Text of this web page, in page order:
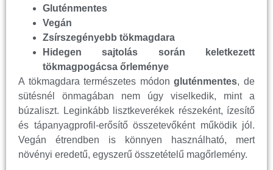
Gluténmentes
Vegán
Zsírszegényebb tökmagdara
Hidegen sajtolás során keletkezett
tökmagpogácsa őrleménye
A tökmagdara természetes módongluténmentes, de
sütésnél önmagában nem úgy viselkedik, mint a
búzaliszt. Leginkább lisztkeverékek részeként, ízesítő
és tápanyagprofil-erősítő összetevőként működik jól.
Vegán étrendben is könnyen használható, mert
növényi eredetű, egyszerű összetételű magőrlemény.